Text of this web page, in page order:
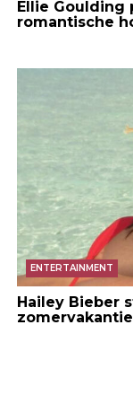
Ellie Goulding
romantische
ENTERTAINMENT
Hailey Bieber
zomervakantie